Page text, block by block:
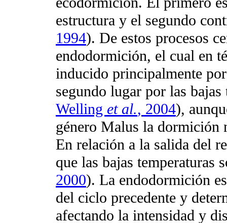
estructura y el segundo
1994). De estos procesos
endodormición, el cual en
inducido principalmente
segundo lugar por las
Welling et al., 2004),
género Malus la dormición
En relación a la salida del
que las bajas
2000). La endodormición
del ciclo precedente y
afectando la intensidad y